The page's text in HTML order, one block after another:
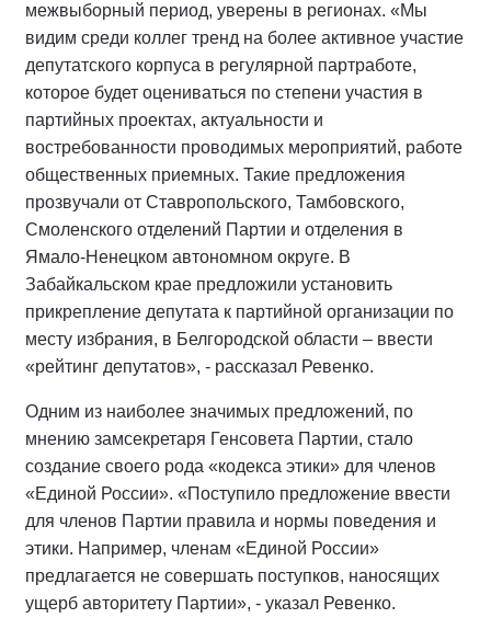
межвыборный период, уверены в регионах. «Мы
видим среди коллег тренд на более активное участие
депутатского корпуса в регулярной партработе,
которое будет оцениваться по степени участия в
партийных проектах, актуальности и
востребованности проводимых мероприятий, работе
общественных приемных. Такие предложения
прозвучали от Ставропольского, Тамбовского,
Смоленского отделений Партии и отделения в
Ямало-Ненецком автономном округе. В
Забайкальском крае предложили установить
прикрепление депутата к партийной организации по
месту избрания, в Белгородской области – ввести
«рейтинг депутатов», - рассказал Ревенко.
Одним из наиболее значимых предложений, по
мнению замсекретаря Генсовета Партии, стало
создание своего рода «кодекса этики» для членов
«Единой России». «Поступило предложение ввести
для членов Партии правила и нормы поведения и
этики. Например, членам «Единой России»
предлагается не совершать поступков, наносящих
ущерб авторитету Партии», - указал Ревенко.